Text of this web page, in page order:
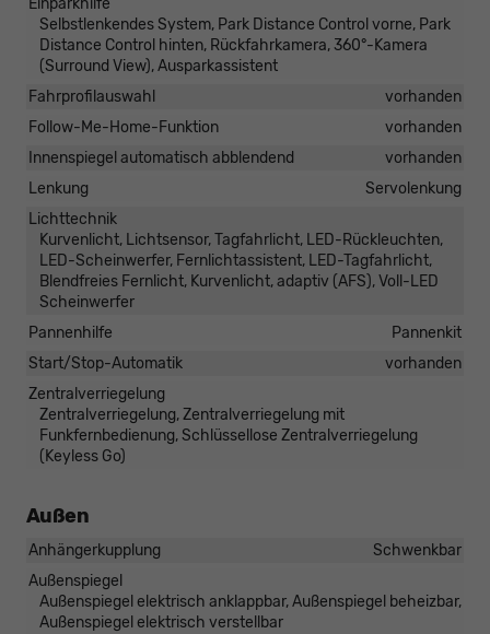
Einparkhilfe
Selbstlenkendes System, Park Distance Control vorne, Park
Distance Control hinten, Rückfahrkamera, 360°-Kamera
(Surround View), Ausparkassistent
Fahrprofilauswahl
vorhanden
Follow-Me-Home-Funktion
vorhanden
Innenspiegel automatisch abblendend
vorhanden
Lenkung
Servolenkung
Lichttechnik
Kurvenlicht, Lichtsensor, Tagfahrlicht, LED-Rückleuchten,
LED-Scheinwerfer, Fernlichtassistent, LED-Tagfahrlicht,
Blendfreies Fernlicht, Kurvenlicht, adaptiv (AFS), Voll-LED
Scheinwerfer
Pannenhilfe
Pannenkit
Start/Stop-Automatik
vorhanden
Zentralverriegelung
Zentralverriegelung, Zentralverriegelung mit
Funkfernbedienung, Schlüssellose Zentralverriegelung
(Keyless Go)
Außen
Anhängerkupplung
Schwenkbar
Außenspiegel
Außenspiegel elektrisch anklappbar, Außenspiegel beheizbar,
Außenspiegel elektrisch verstellbar